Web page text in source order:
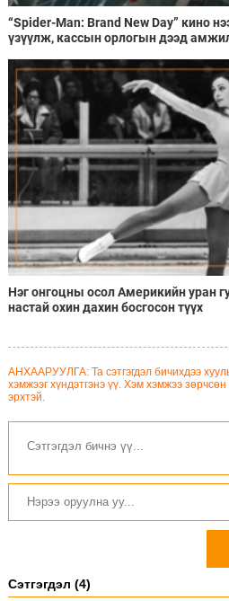
“Spider-Man: Brand New Day” кино
үзүүлж, кассын орлогын дээд
Нэг онгоцны осол Америкийн уран
настай охин дахин босгосон түүх
АНХААРУУЛГА: Та сэтгэгдэл бичихдээ
хэмжээг хүндэтгэнэ үү. Хэм хэмжээ зөрчсөн
эрхтэй.
Сэтгэгдэл (4)